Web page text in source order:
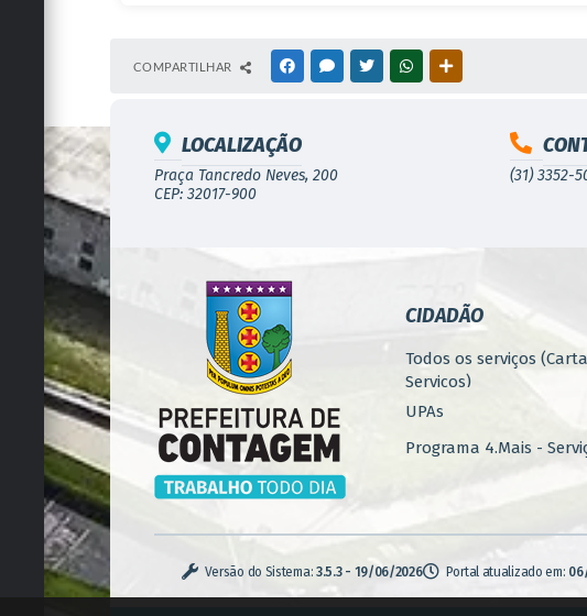
COMPARTILHAR FACEBOOKMESSENGER
TWITTERWHATSAPP
LOCALIZAÇÃO
Praça Tancredo Neves, 200
CEP: 32017-900
(31) 3352-
CIDADÃO
Todos os serviços
Serviços)
UPAs
Programa 4.Mais -
Iluminação Pública
Serviços Urbanos
Zoonoses
Versão do Sistema: 3.5.3 - 19/06/2026 Portal atualizado em: